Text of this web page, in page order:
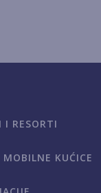
I RESORTI
KUĆICE